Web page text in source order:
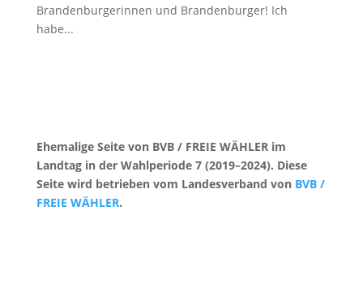
Brandenburgerinnen und Brandenburger! Ich
habe...
Ehemalige Seite von BVB / FREIE WÄHLER im
Landtag in der Wahlperiode 7 (2019–2024). Diese
Seite wird betrieben vom Landesverband von BVB /
FREIE WÄHLER.